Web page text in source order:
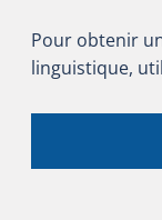
Pour obtenir
linguistique,